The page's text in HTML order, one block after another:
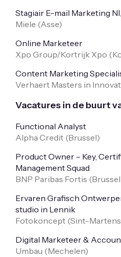
Stagiair E-mail Marketing
Miele (Asse)
Online Marketeer
Xpo Group/Kortrijk Xpo (
Content Marketing
Verhaert Masters in
Vacatures in de buurt
Functional Analyst
Alpha Credit (Brussel)
Product Owner – Key,
Management Squad
BNP Paribas Fortis (Brussel
Ervaren Grafisch
studio in Lennik
Fotokoncept (Sint-
Digital Marketeer &
Umbau (Mechelen)